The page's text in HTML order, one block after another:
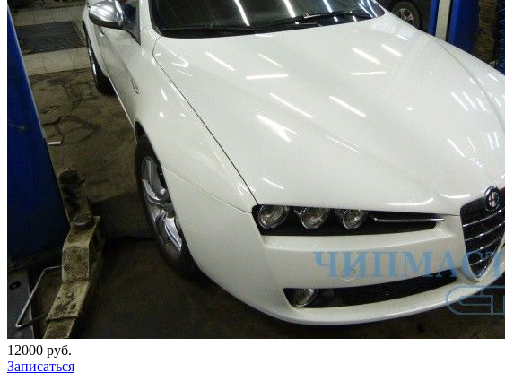
12000 руб.
Записаться